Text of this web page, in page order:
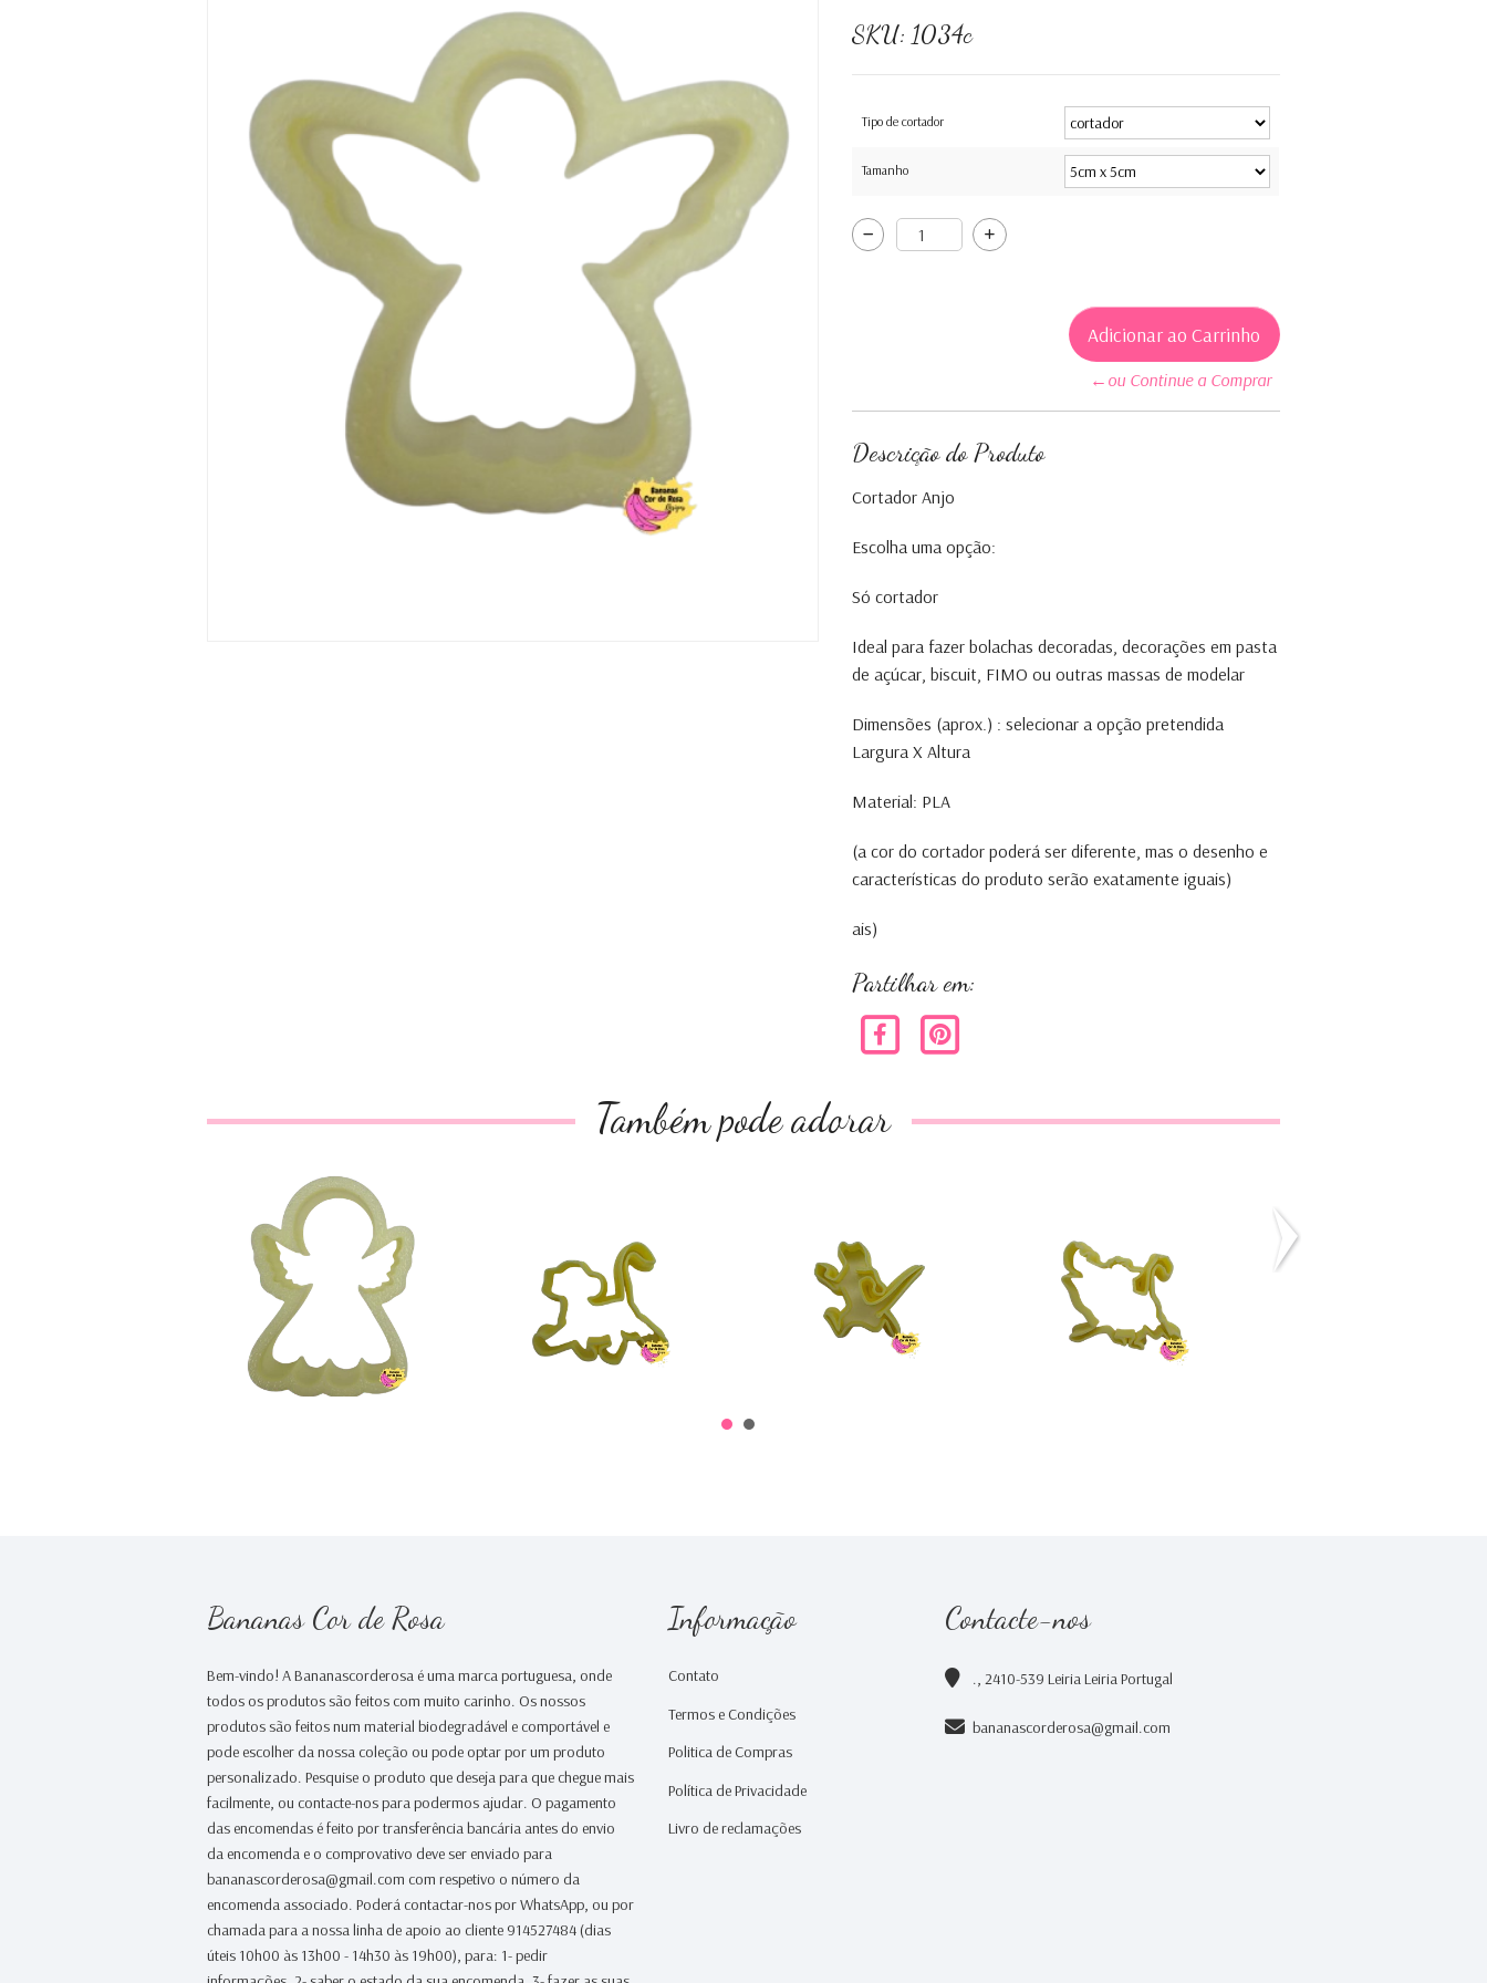
SKU: 1034c
Tipo de cortador
Tamanho
←ou Continue a Comprar
Descrição do Produto
Cortador Anjo
Escolha uma opção:
Só cortador
Ideal para fazer bolachas decoradas, decorações em pasta
de açúcar, biscuit, FIMO ou outras massas de modelar
Dimensões (aprox.) : selecionar a opção pretendida
Largura X Altura
Material: PLA
(a cor do cortador poderá ser diferente, mas o desenho e
características do produto serão exatamente iguais)
ais)
Partilhar em:
Também pode adorar
Anjo
€2,10
€2,00
€2,00
€2,10
Anjo
Bananas Cor de Rosa
Bem-vindo! A Bananascorderosa é uma marca portuguesa, onde
todos os produtos são feitos com muito carinho. Os nossos
produtos são feitos num material biodegradável e comportável e
pode escolher da nossa coleção ou pode optar por um produto
personalizado. Pesquise o produto que deseja para que chegue mais
facilmente, ou contacte-nos para podermos ajudar. O pagamento
das encomendas é feito por transferência bancária antes do envio
da encomenda e o comprovativo deve ser enviado para
bananascorderosa@gmail.com com respetivo o número da
encomenda associado. Poderá contactar-nos por WhatsApp, ou por
chamada para a nossa linha de apoio ao cliente 914527484 (dias
úteis 10h00 às 13h00 - 14h30 às 19h00), para: 1- pedir
Informação
Contato
Termos e Condições
Politica de Compras
Política de Privacidade
Livro de reclamações
Contacte-nos
., 2410-539 Leiria Leiria Portugal
bananascorderosa@gmail.com